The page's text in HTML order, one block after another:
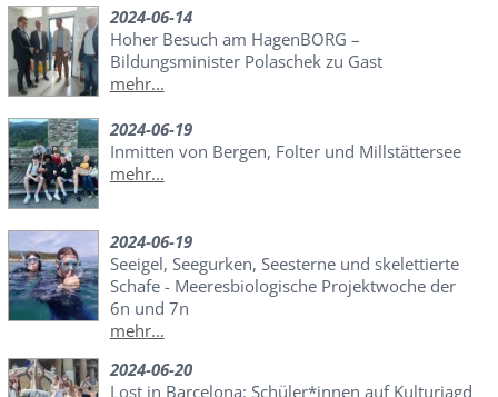
2024-06-14
Hoher Besuch am HagenBORG –
Bildungsminister Polaschek zu Gast
mehr...
2024-06-19
Inmitten von Bergen, Folter und Millstättersee
mehr...
2024-06-19
Seeigel, Seegurken, Seesterne und skelettierte
Schafe - Meeresbiologische Projektwoche der
6n und 7n
mehr...
2024-06-20
Lost in Barcelona: Schüler*innen auf Kulturjagd